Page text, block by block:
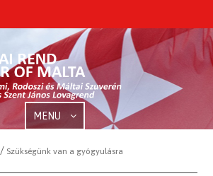
MENU
/ Szükségünk van a gyógyulásra